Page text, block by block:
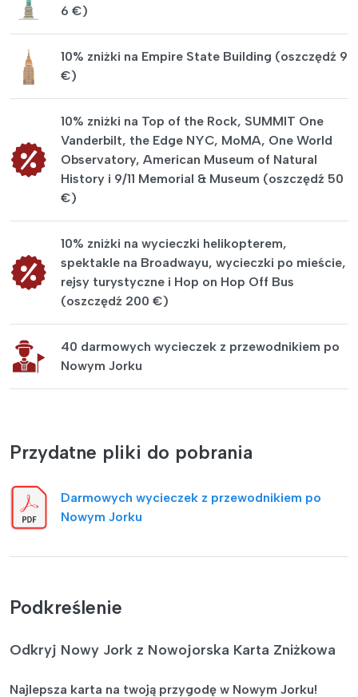
6 €)
10% zniżki na Empire State Building (oszczędź 9
€)
10% zniżki na Top of the Rock, SUMMIT One
Vanderbilt, the Edge NYC, MoMA, One World
Observatory, American Museum of Natural
History i 9/11 Memorial & Museum (oszczędź 50
€)
10% zniżki na wycieczki helikopterem,
spektakle na Broadwayu, wycieczki po mieście,
rejsy turystyczne i Hop on Hop Off Bus
(oszczędź 200 €)
40 darmowych wycieczek z przewodnikiem po
Nowym Jorku
Przydatne pliki do pobrania
Darmowych wycieczek z przewodnikiem po
Nowym Jorku
Podkreślenie
Odkryj Nowy Jork z Nowojorska Karta Zniżkowa
Najlepsza karta na twoją przygodę w Nowym Jorku!